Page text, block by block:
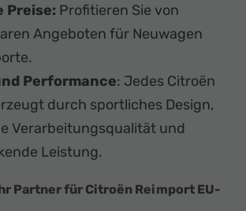
Profitieren Sie von
Angeboten für Neuwagen
Performance: Jedes Citroën
durch sportliches Design,
Verarbeitungsqualität und
Leistung.
Partner für Citroën Reimport EU-